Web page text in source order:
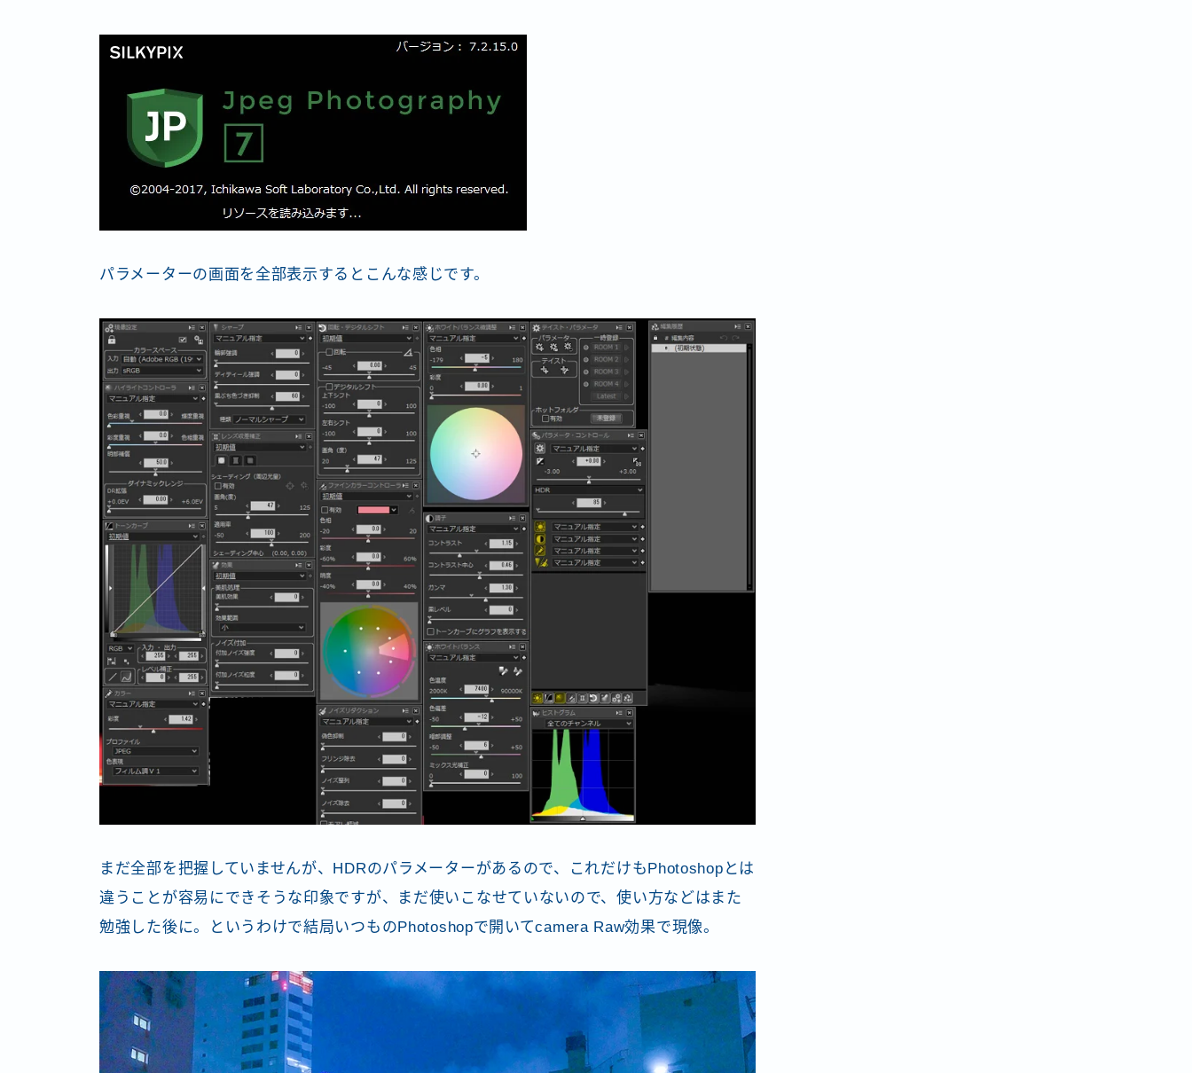
パラメーターの画面を全部表示するとこんな感じです。
まだ全部を把握していませんが、HDRのパラメーターがあるので、これだけもPhotoshopとは
違うことが容易にできそうな印象ですが、まだ使いこなせていないので、使い方などはまた
勉強した後に。というわけで結局いつものPhotoshopで開いてcamera Raw効果で現像。